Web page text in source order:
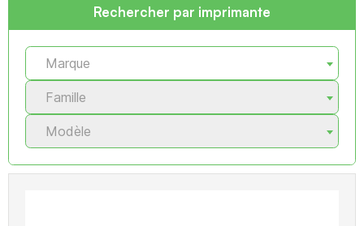
Rechercher par imprimante
Marque
Famille
Modèle